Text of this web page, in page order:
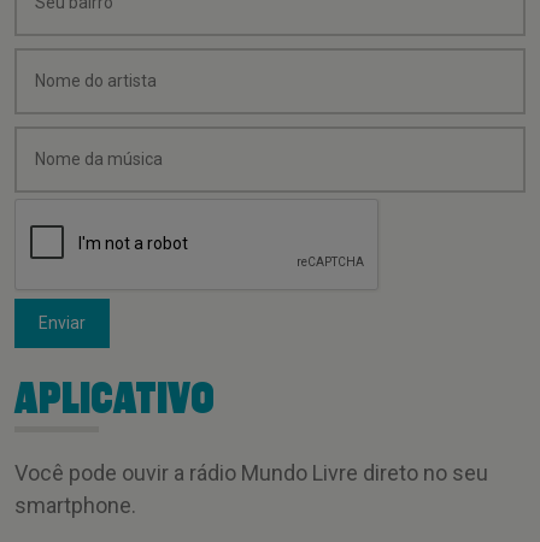
Enviar
APLICATIVO
Você pode ouvir a rádio Mundo Livre direto no seu
smartphone.